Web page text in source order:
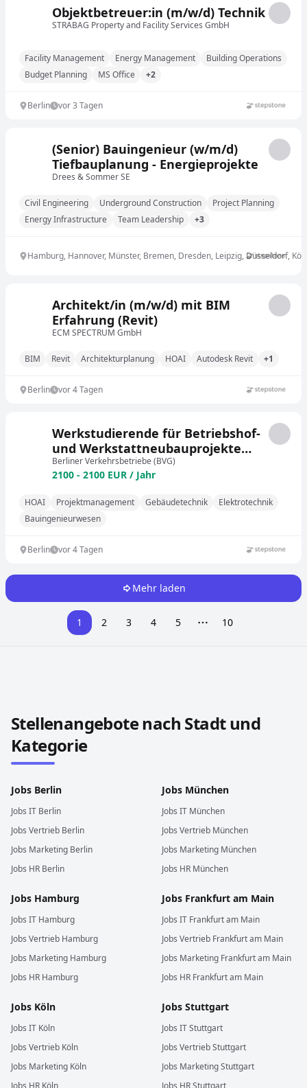
Objektbetreuer:in (m/w/d) Technik
STRABAG Property and Facility Services GmbH
Facility Management Energy Management
Building Operations
Budget Planning
MS Office +2
Berlin vor 3 Tagen
(Senior) Bauingenieur (w/m/d)
Tiefbauplanung - Energieprojekte
Drees & Sommer SE
Civil Engineering Underground Construction
Project Planning
Energy Infrastructure
Team Leadership +3
Hamburg, Hannover, Münster, Bremen, Dresden, Leipzig, Düsseldorf,
Architekt/in (m/w/d) mit BIM
Erfahrung (Revit)
ECM SPECTRUM GmbH
BIM Revit Architekturplanung HOAI Autodesk Revit +1
Berlin vor 4 Tagen
Werkstudierende für Betriebshof-
und Werkstattneubauprojekte
(w/m/d)
Berliner Verkehrsbetriebe (BVG)
2100 - 2100 EUR / Jahr
HOAI Projektmanagement Gebäudetechnik
Elektrotechnik
Bauingenieurwesen
Berlin vor 4 Tagen
Mehr laden
1 2 3 4 5 More pages
10
Stellenangebote nach Stadt und
Kategorie
Jobs Berlin
Jobs IT Berlin
Jobs Vertrieb Berlin
Jobs Marketing Berlin
Jobs HR Berlin
Jobs München
Jobs IT München
Jobs Vertrieb München
Jobs Marketing München
Jobs HR München
Jobs Hamburg
Jobs IT Hamburg
Jobs Vertrieb Hamburg
Jobs Marketing Hamburg
Jobs HR Hamburg
Jobs Frankfurt am Main
Jobs IT Frankfurt am Main
Jobs Vertrieb Frankfurt am Main
Jobs Marketing Frankfurt am Main
Jobs HR Frankfurt am Main
Jobs Köln
Jobs IT Köln
Jobs Vertrieb Köln
Jobs Marketing Köln
Jobs HR Köln
Jobs Stuttgart
Jobs ITStuttgart
Jobs VertriebStuttgart
Jobs MarketingStuttgart
Jobs HRStuttgart